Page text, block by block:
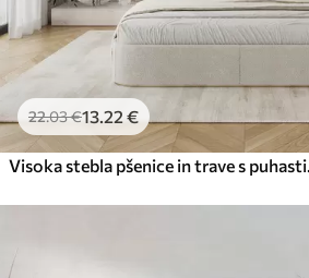
22.03€13 .22 €